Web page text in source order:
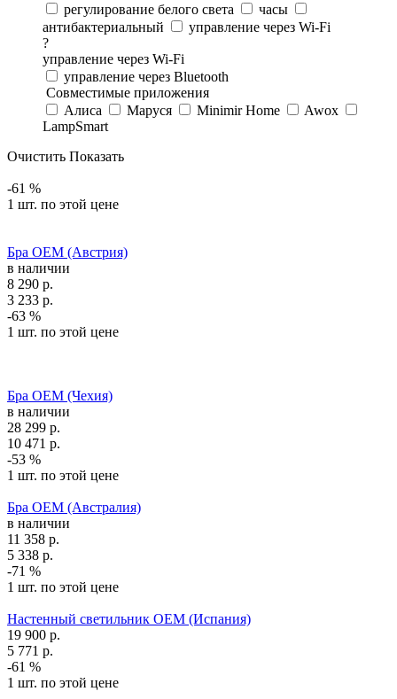
регулирование белого света
часы
антибактериальный
управление через Wi-Fi
?
управление через Wi-Fi
управление через Bluetooth
Совместимые приложения
Алиса
Маруся Minimir Home
Awox
LampSmart
Очистить Показать
-61 %
1 шт. по этой цене
Бра OEM (Австрия)
в наличии
8 290 р.
3 233 р.
-63 %
1 шт. по этой цене
Бра OEM (Чехия)
в наличии
28 299 р.
10 471 р.
-53 %
1 шт. по этой цене
Бра OEM (Австралия)
в наличии
11 358 р.
5 338 р.
-71 %
1 шт. по этой цене
Настенный светильник OEM (Испания)
19 900 р.
5 771 р.
-61 %
1 шт. по этой цене